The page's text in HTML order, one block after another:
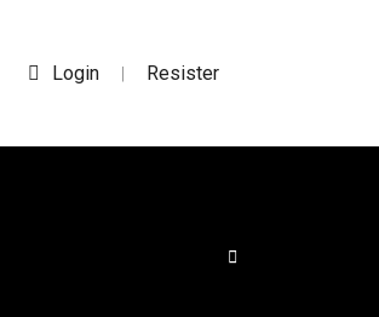
Login | Resister